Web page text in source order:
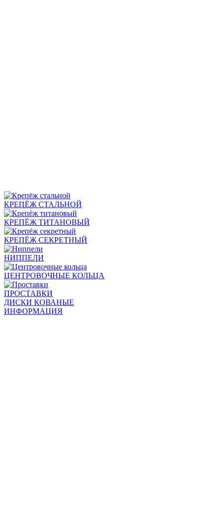
КРЕПЁЖ СТАЛЬНОЙ
КРЕПЁЖ ТИТАНОВЫЙ
КРЕПЁЖ СЕКРЕТНЫЙ
НИППЕЛИ
ЦЕНТРОВОЧНЫЕ КОЛЬЦА
ПРОСТАВКИ
ДИСКИ КОВАНЫЕ
ИНФОРМАЦИЯ